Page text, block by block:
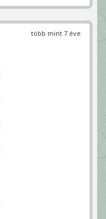
több mint 7 éve